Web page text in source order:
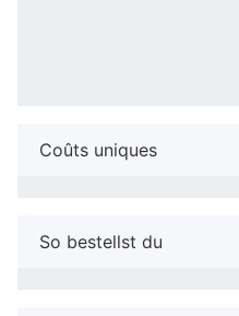
Coûts uniques
So bestellst du